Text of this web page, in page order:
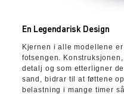
En Legendarisk Design
Kjernen i alle modellene
fotsengen.
detalj og som etterligner
sand, bidrar til at føttene
belastning i mange timer